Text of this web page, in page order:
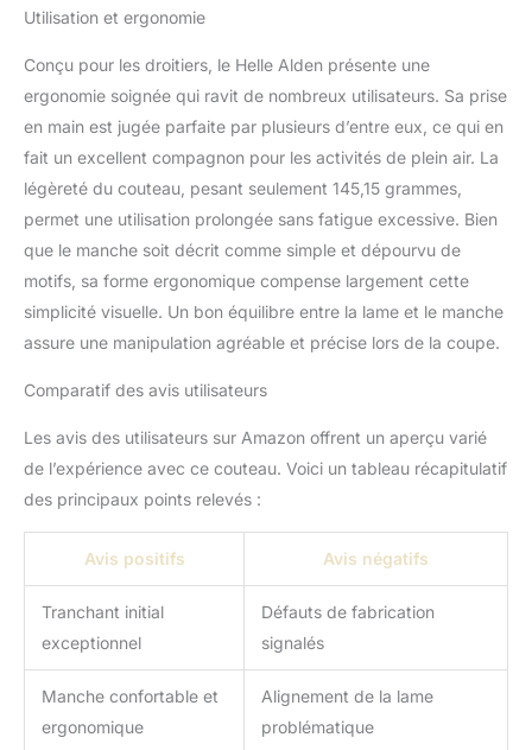
Utilisation et ergonomie
Conçu pour les droitiers, le Helle Alden présente une
ergonomie soignée qui ravit de nombreux utilisateurs. Sa prise
en main est jugée parfaite par plusieurs d’entre eux, ce qui en
fait un excellent compagnon pour les activités de plein air. La
légèreté du couteau, pesant seulement 145,15 grammes,
permet une utilisation prolongée sans fatigue excessive. Bien
que le manche soit décrit comme simple et dépourvu de
motifs, sa forme ergonomique compense largement cette
simplicité visuelle. Un bon équilibre entre la lame et le manche
assure une manipulation agréable et précise lors de la coupe.
Comparatif des avis utilisateurs
Les avis des utilisateurs sur Amazon offrent un aperçu varié
de l’expérience avec ce couteau. Voici un tableau récapitulatif
des principaux points relevés :
Avis positifs Avis négatifs
Tranchant initial
exceptionnel
Défauts de fabrication
signalés
Manche confortable et
ergonomique
Alignement de la lame
problématique